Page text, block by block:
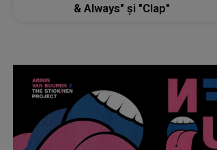
& Always" și "Clap"